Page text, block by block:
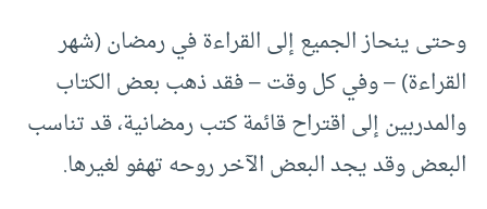
وحتى ينحاز الجميع إلى القراءة في رمضان (شهر
القراءة) – وفي كل وقت – فقد ذهب بعض الكتاب
والمدربين إلى اقتراح قائمة كتب رمضانية، قد تناسب
البعض وقد يجد البعض الآخر روحه تهفو لغيرها.